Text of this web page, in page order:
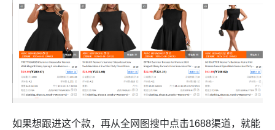
如果想跟进这个款，再从全网图搜中点击1688渠道，就能